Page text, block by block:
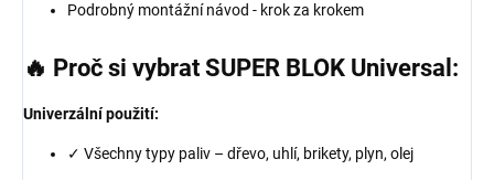
Podrobný montážní návod - krok za krokem
🔥 Proč si vybrat SUPER BLOK Universal:
Univerzální použití:
✓ Všechny typy paliv – dřevo, uhlí, brikety, plyn, olej